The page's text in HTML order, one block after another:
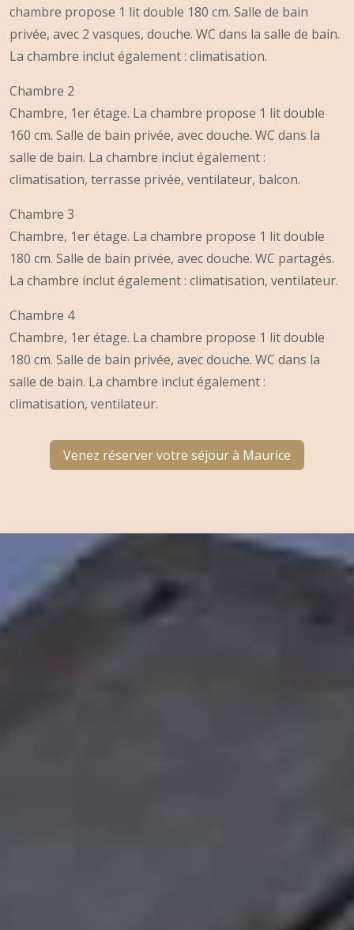
chambre propose 1 lit double 180 cm. Salle de bain
privée, avec 2 vasques, douche. WC dans la salle de bain.
La chambre inclut également : climatisation.
Chambre 2
Chambre, 1er étage. La chambre propose 1 lit double
160 cm. Salle de bain privée, avec douche. WC dans la
salle de bain. La chambre inclut également :
climatisation, terrasse privée, ventilateur, balcon.
Chambre 3
Chambre, 1er étage. La chambre propose 1 lit double
180 cm. Salle de bain privée, avec douche. WC partagés.
La chambre inclut également : climatisation, ventilateur.
Chambre 4
Chambre, 1er étage. La chambre propose 1 lit double
180 cm. Salle de bain privée, avec douche. WC dans la
salle de bain. La chambre inclut également :
climatisation, ventilateur.
Venez réserver votre séjour à Maurice